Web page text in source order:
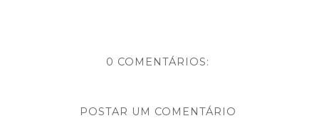
0 COMENTÁRIOS:
POSTAR UM COMENTÁRIO